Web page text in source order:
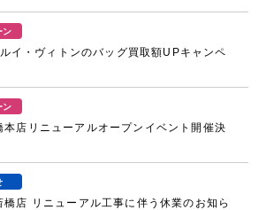
ン
イ・ヴィトンのバッグ買取額UPキャンペ
ン
店リニューアルオープンイベント開催決
店 リニューアル工事に伴う休業のお知ら